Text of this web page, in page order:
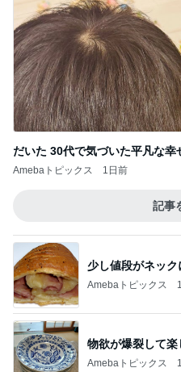
だいた 30代で気づいた平凡な幸
Amebaトピックス 1日前
記事
少し値段がネッ
Amebaトピックス
物欲が爆裂して
Amebaトピックス